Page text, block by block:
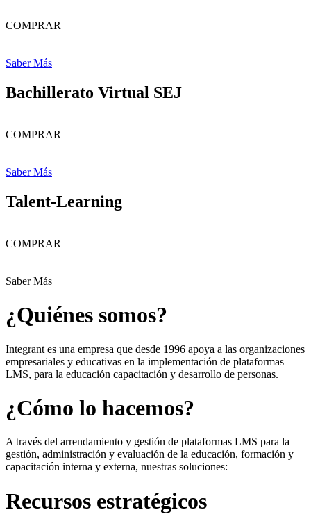
COMPRAR
Saber Más
Bachillerato Virtual SEJ
COMPRAR
Saber Más
Talent-Learning
COMPRAR
Saber Más
¿Quiénes somos?
Integrant es una empresa que desde 1996 apoya a las organizaciones
empresariales y educativas en la implementación de plataformas
LMS, para la educación capacitación y desarrollo de personas.
¿Cómo lo hacemos?
A través del arrendamiento y gestión de plataformas LMS para la
gestión, administración y evaluación de la educación, formación y
capacitación interna y externa, nuestras soluciones:
Recursos estratégicos